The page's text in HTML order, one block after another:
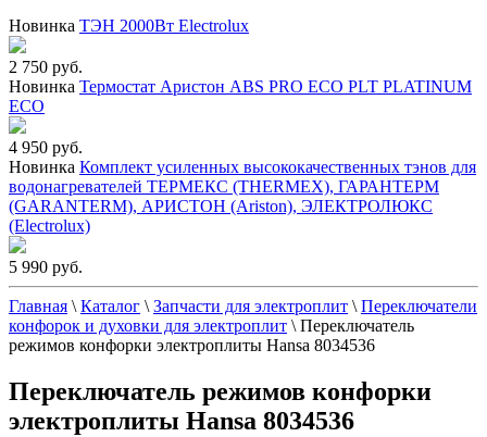
Новинка ТЭН 2000Вт Electrolux
2 750 руб.
Новинка Термостат Аристон ABS PRO ECO PLT PLATINUM
ECO
4 950 руб.
Новинка Комплект усиленных высококачественных тэнов для
водонагревателей ТЕРМЕКС (THERMEX), ГАРАНТЕРМ
(GARANTERM), АРИСТОН (Ariston), ЭЛЕКТРОЛЮКС
(Electrolux)
5 990 руб.
Главная \ Каталог \ Запчасти для электроплит \ Переключатели
конфорок и духовки для электроплит \ Переключатель
режимов конфорки электроплиты Hansa 8034536
Переключатель режимов конфорки
электроплиты Hansa 8034536